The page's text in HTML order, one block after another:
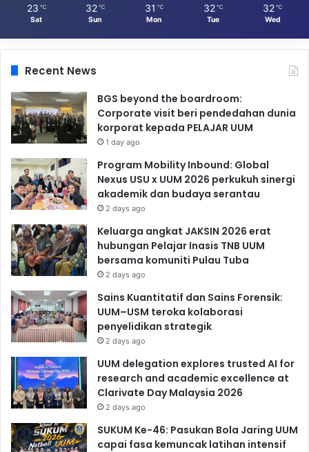
23 ℃
Sat
32 ℃
Sun
31 ℃
Mon
32 ℃
Tue
32 ℃
Wed
Recent News
BGS beyond the boardroom:
Corporate visit beri pendedahan dunia
korporat kepada PELAJAR UUM
1 day ago
Program Mobility Inbound: Global
Nexus USU x UUM 2026 perkukuh sinergi
akademik dan budaya serantau
2 days ago
Keluarga angkat JAKSIN 2026 erat
hubungan Pelajar Inasis TNB UUM
bersama komuniti Pulau Tuba
2 days ago
Sains Kuantitatif dan Sains Forensik:
UUM–USM teroka kolaborasi
penyelidikan strategik
2 days ago
UUM delegation explores trusted AI for
research and academic excellence at
Clarivate Day Malaysia 2026
2 days ago
SUKUM Ke-46: Pasukan Bola Jaring UUM
capai fasa kemuncak latihan intensif